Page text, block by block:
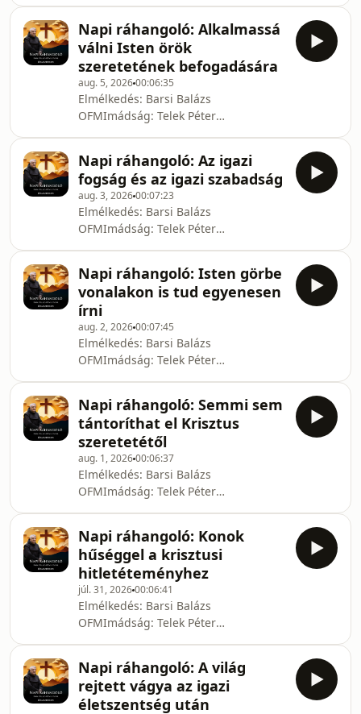
Zarándok.ma - Szent Bertalan
Harangjai Médiamissziós Alapítvány
AndrásFőszerkesztő: Harasztovics
ArnoldKészült Barsi Balázs – Telek
Péter-Pál: Új Magasság és Mélység c.
könyve alapján.© Barsi Balázs, Telek
Péter Pál, Zarándok.maKészítette a
Zarándok.ma - Szent Bertalan
Harangjai Médiamissziós Alapítvány
Napi ráhangoló: Alkalmassá
válni Isten örök
szeretetének befogadására
aug. 5, 202600:06:35
Elmélkedés: Barsi Balázs
OFMImádság: Telek Péter
AndrásFőszerkesztő: Harasztovics
ArnoldKészült Barsi Balázs – Telek
Péter-Pál: Új Magasság és Mélység c.
könyve alapján.© Barsi Balázs, Telek
Péter Pál, Zarándok.maKészítette a
Zarándok.ma - Szent Bertalan
Harangjai Médiamissziós Alapítvány
Napi ráhangoló: Az igazi
fogság és az igazi szabadság
aug. 3, 202600:07:23
Elmélkedés: Barsi Balázs
OFMImádság: Telek Péter
AndrásFőszerkesztő: Harasztovics
ArnoldKészült Barsi Balázs – Telek
Péter-Pál: Új Magasság és Mélység c.
könyve alapján.© Barsi Balázs, Telek
Péter Pál, Zarándok.maKészítette a
Zarándok.ma - Szent Bertalan
Harangjai Médiamissziós Alapítvány
Napi ráhangoló: Isten görbe
vonalakon is tud egyenesen
írni
aug. 2, 202600:07:45
Elmélkedés: Barsi Balázs
OFMImádság: Telek Péter
AndrásFőszerkesztő: Harasztovics
ArnoldKészült Barsi Balázs – Telek
Péter-Pál: Új Magasság és Mélység c.
könyve alapján.© Barsi Balázs, Telek
Péter Pál, Zarándok.maKészítette a
Zarándok.ma - Szent Bertalan
Harangjai Médiamissziós Alapítvány
Napi ráhangoló: Semmi sem
tántoríthat el Krisztus
szeretetétől
aug. 1, 202600:06:37
Elmélkedés: Barsi Balázs
OFMImádság: Telek Péter
AndrásFőszerkesztő: Harasztovics
ArnoldKészült Barsi Balázs – Telek
Péter-Pál: Új Magasság és Mélység c.
könyve alapján.© Barsi Balázs, Telek
Péter Pál, Zarándok.maKészítette a
Zarándok.ma - Szent Bertalan
Harangjai Médiamissziós Alapítvány
Napi ráhangoló: Konok
hűséggel a krisztusi
hitletéteményhez
júl. 31, 202600:06:41
Elmélkedés: Barsi Balázs
OFMImádság: Telek Péter
AndrásFőszerkesztő: Harasztovics
ArnoldKészült Barsi Balázs – Telek
Péter-Pál: Új Magasság és Mélység c.
Napi ráhangoló: A világ
rejtett vágya az igazi
életszentség után